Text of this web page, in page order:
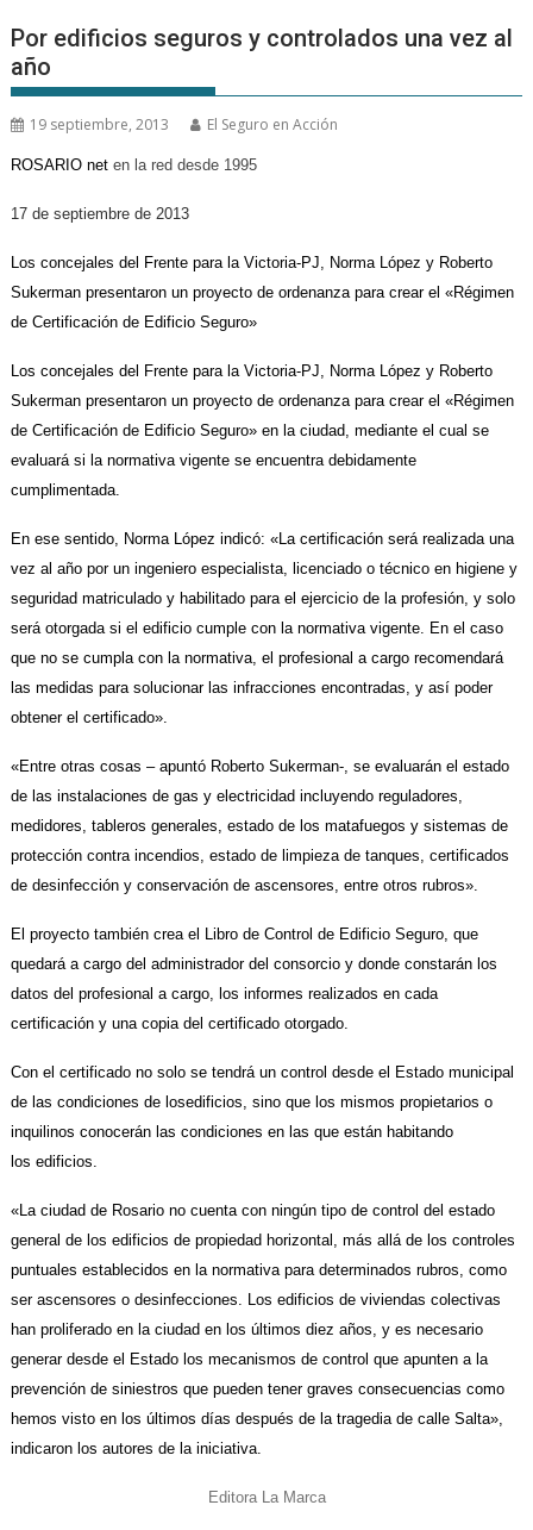
Por edificios seguros y controlados una vez al
año
19 septiembre, 2013 El Seguro en Acción
ROSARIO net en la red desde 1995
17 de septiembre de 2013
Los concejales del Frente para la Victoria-PJ, Norma López y Roberto
Sukerman presentaron un proyecto de ordenanza para crear el «Régimen
de Certificación de Edificio Seguro»
Los concejales del Frente para la Victoria-PJ, Norma López y Roberto
Sukerman presentaron un proyecto de ordenanza para crear el «Régimen
de Certificación de Edificio Seguro» en la ciudad, mediante el cual se
evaluará si la normativa vigente se encuentra debidamente
cumplimentada.
En ese sentido, Norma López indicó: «La certificación será realizada una
vez al año por un ingeniero especialista, licenciado o técnico en higiene y
seguridad matriculado y habilitado para el ejercicio de la profesión, y solo
será otorgada si el edificio cumple con la normativa vigente. En el caso
que no se cumpla con la normativa, el profesional a cargo recomendará
las medidas para solucionar las infracciones encontradas, y así poder
obtener el certificado».
«Entre otras cosas – apuntó Roberto Sukerman-, se evaluarán el estado
de las instalaciones de gas y electricidad incluyendo reguladores,
medidores, tableros generales, estado de los matafuegos y sistemas de
protección contra incendios, estado de limpieza de tanques, certificados
de desinfección y conservación de ascensores, entre otros rubros».
El proyecto también crea el Libro de Control de Edificio Seguro, que
quedará a cargo del administrador del consorcio y donde constarán los
datos del profesional a cargo, los informes realizados en cada
certificación y una copia del certificado otorgado.
Con el certificado no solo se tendrá un control desde el Estado municipal
de las condiciones de losedificios, sino que los mismos propietarios o
inquilinos conocerán las condiciones en las que están habitando
los edificios.
«La ciudad de Rosario no cuenta con ningún tipo de control del estado
general de los edificios de propiedad horizontal, más allá de los controles
puntuales establecidos en la normativa para determinados rubros, como
ser ascensores o desinfecciones. Los edificios de viviendas colectivas
han proliferado en la ciudad en los últimos diez años, y es necesario
generar desde el Estado los mecanismos de control que apunten a la
prevención de siniestros que pueden tener graves consecuencias como
hemos visto en los últimos días después de la tragedia de calle Salta»,
indicaron los autores de la iniciativa.
Editora La Marca